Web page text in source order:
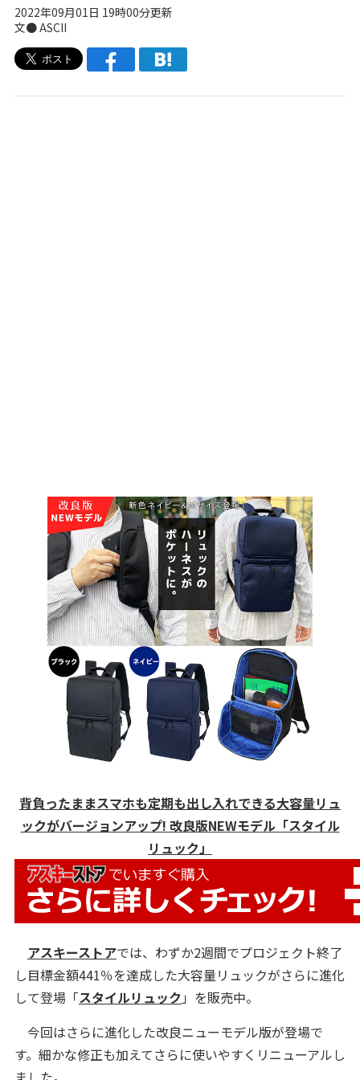
2022年09月01日 19時00分更新
文● ASCII
背負ったままスマホも定期も出し入れできる大容量リュ
ックがバージョンアップ! 改良版NEWモデル「スタイル
リュック」
アスキーストアでは、わずか2週間でプロジェクト終了
し目標金額441％を達成した大容量リュックがさらに進化
して登場「スタイルリュック 」を販売中。
今回はさらに進化した改良ニューモデル版が登場で
す。細かな修正も加えてさらに使いやすくリニューアルし